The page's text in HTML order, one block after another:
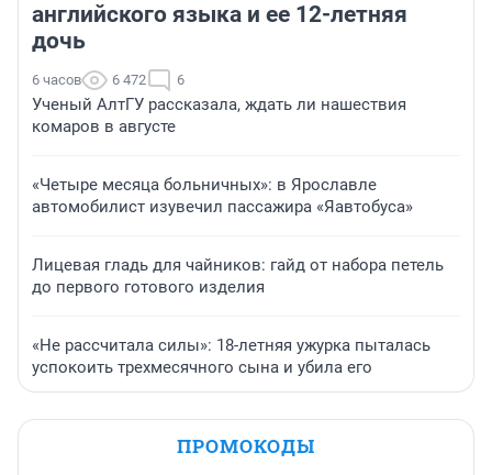
английского языка и ее 12-летняя
дочь
6 часов 6 472 6
Ученый АлтГУ рассказала, ждать ли нашествия
комаров в августе
«Четыре месяца больничных»: в Ярославле
автомобилист изувечил пассажира «Яавтобуса»
Лицевая гладь для чайников: гайд от набора петель
до первого готового изделия
«Не рассчитала силы»: 18-летняя ужурка пыталась
успокоить трехмесячного сына и убила его
ПРОМОКОДЫ